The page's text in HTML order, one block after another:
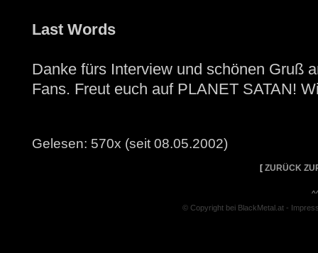
Last Words
Danke fürs Interview und schönen Gruß
Fans. Freut euch auf PLANET SATAN!
Gelesen: 570x (seit 08.05.2002)
[ ZURÜCK
© Copyright bei BlackMetal.at -